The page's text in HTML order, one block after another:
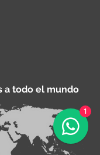
a todo el mundo
1